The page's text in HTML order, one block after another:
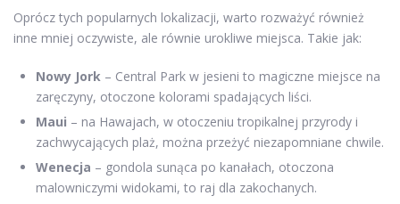
Oprócz tych popularnych lokalizacji, warto rozważyć również
inne mniej oczywiste, ale równie urokliwe miejsca. Takie jak:
Nowy Jork – Central Park w jesieni to magiczne miejsce na
zaręczyny, otoczone kolorami spadających liści.
Maui – na Hawajach, w otoczeniu tropikalnej przyrody i
zachwycających plaż, można przeżyć niezapomniane chwile.
Wenecja – gondola sunąca po kanałach, otoczona
malowniczymi widokami, to raj dla zakochanych.